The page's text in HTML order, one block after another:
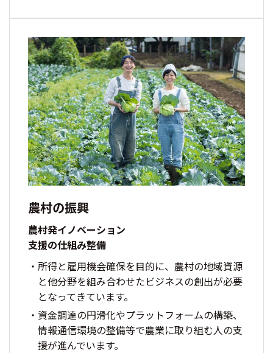
農村の振興
農村発イノベーション
支援の仕組み整備
所得と雇用機会確保を目的に、農村の地域資源
と他分野を組み合わせたビジネスの創出が必要
となってきています。
資金調達の円滑化やプラットフォームの構築、
情報通信環境の整備等で農業に取り組む人の支
援が進んでいます。